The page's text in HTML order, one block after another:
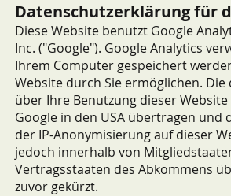
Datenschutzerklärung für
Diese Website benutzt Google
Inc. ("Google"). Google Analytics
Ihrem Computer gespeichert
Website durch Sie ermöglichen.
über Ihre Benutzung dieser
Google in den USA übertragen
der IP-Anonymisierung auf dieser
jedoch innerhalb von
Vertragsstaaten des Abkommens
zuvor gekürzt.